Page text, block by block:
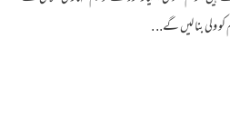
ولی بنا لیں گے.. .